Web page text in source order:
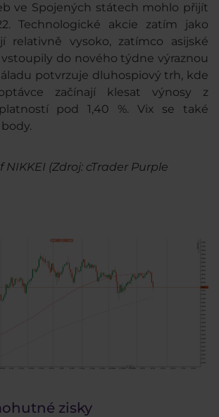
ve Spojených státech mohlo přijít
Technologické akcie zatím jako
relativně vysoko, zatímco asijské
do nového týdne výraznou
potvrzuje dluhospiový trh, kde
začínají klesat výnosy z
pod 1,40 %. Vix se také
NIKKEI (Zdroj: cTrader Purple
zisky